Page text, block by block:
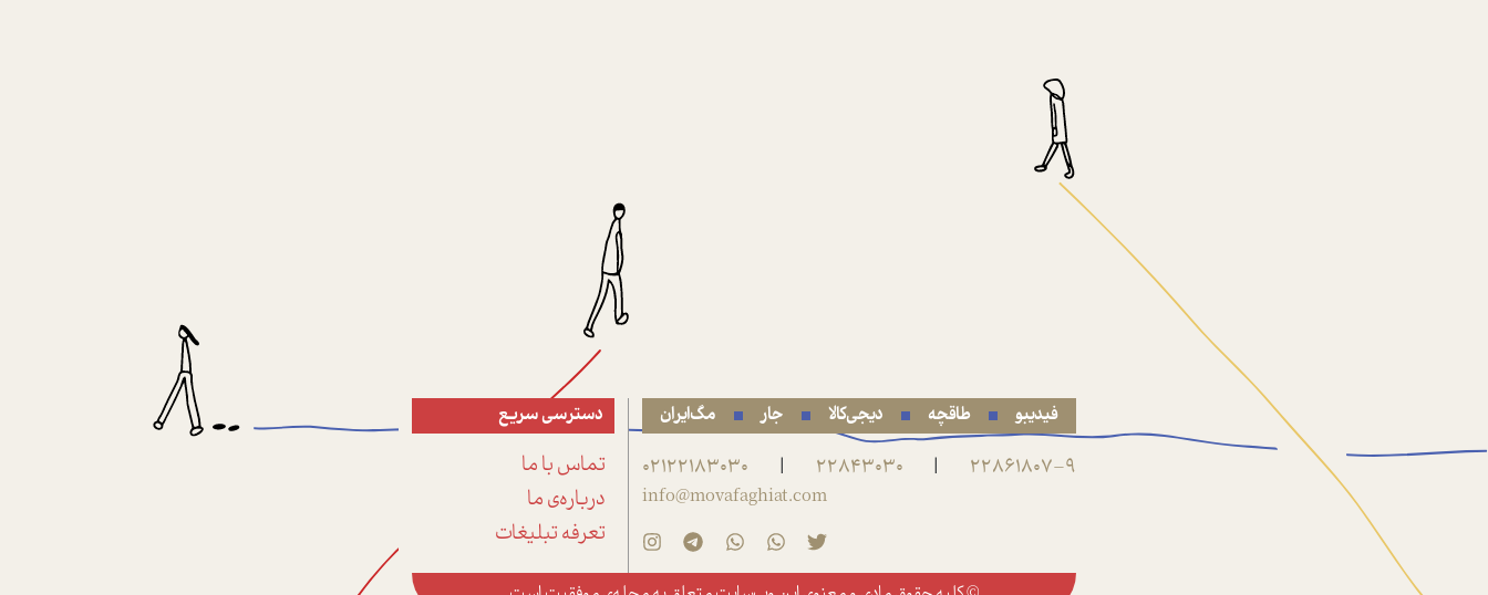
فیدیبو طاقچه دیجی‌کالا جار مگ‌ایران
22861807-9
|
22843030
|
02122183030
info@movafaghiat.com
دسترسی سریع
تماس با ما
درباره‌ی ما
تعرفه تبلیغات